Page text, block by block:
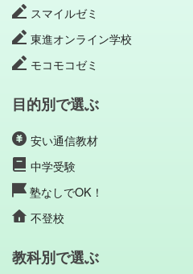
スマイルゼミ
東進オンライン学校
モコモコゼミ
目的別で選ぶ
安い通信教材
中学受験
塾なしでOK！
不登校
教科別で選ぶ